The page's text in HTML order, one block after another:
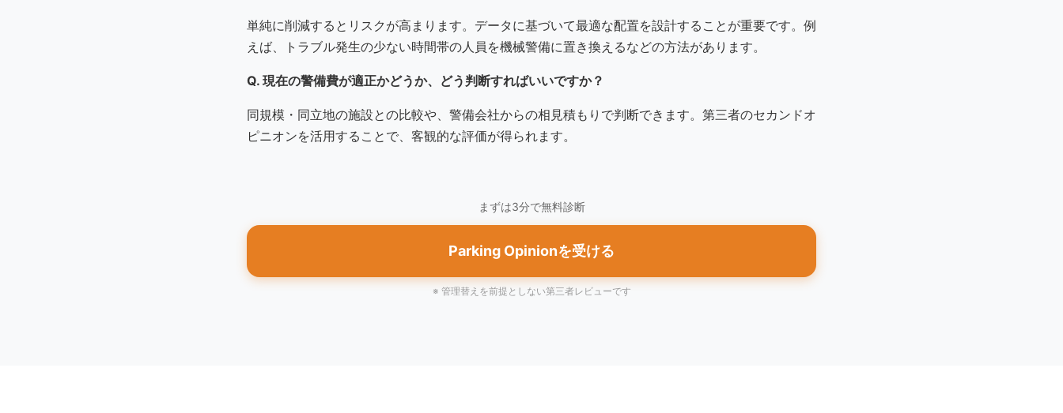
単純に削減するとリスクが高まります。データに基づいて最適な配置を設計することが重要です。例
えば、トラブル発生の少ない時間帯の人員を機械警備に置き換えるなどの方法があります。
Q. 現在の警備費が適正かどうか、どう判断すればいいですか？
同規模・同立地の施設との比較や、警備会社からの相見積もりで判断できます。第三者のセカンドオ
ピニオンを活用することで、客観的な評価が得られます。
まずは3分で無料診断
Parking Opinionを受ける
※ 管理替えを前提としない第三者レビューです